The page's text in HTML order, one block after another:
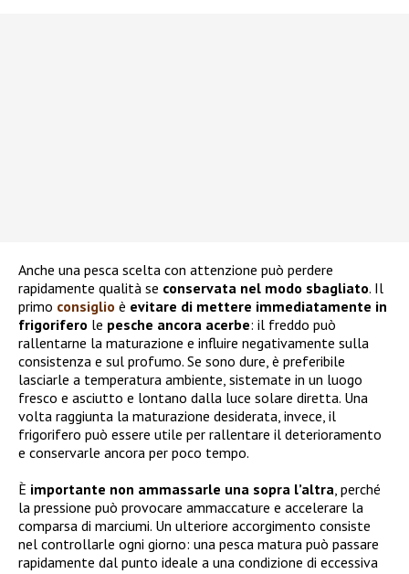
Anche una pesca scelta con attenzione può perdere
rapidamente qualità se conservata nel modo sbagliato. Il
primo consiglio è evitare di mettere immediatamente in
frigorifero le pesche ancora acerbe: il freddo può
rallentarne la maturazione e influire negativamente sulla
consistenza e sul profumo. Se sono dure, è preferibile
lasciarle a temperatura ambiente, sistemate in un luogo
fresco e asciutto e lontano dalla luce solare diretta. Una
volta raggiunta la maturazione desiderata, invece, il
frigorifero può essere utile per rallentare il deterioramento
e conservarle ancora per poco tempo.
È importante non ammassarle una sopra l’altra , perché
la pressione può provocare ammaccature e accelerare la
comparsa di marciumi. Un ulteriore accorgimento consiste
nel controllarle ogni giorno: una pesca matura può passare
rapidamente dal punto ideale a una condizione di eccessiva